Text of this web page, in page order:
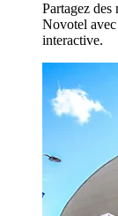
Partagez des
Novotel
interactive.